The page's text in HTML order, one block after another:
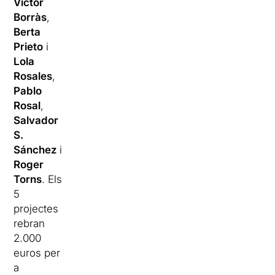
Borràs,
Berta
Prieto i
Lola
Rosales,
Pablo
Rosal,
Salvador
S.
Sánchez i
Roger
Torns. Els
5
projectes
rebran
2.000
euros per
a